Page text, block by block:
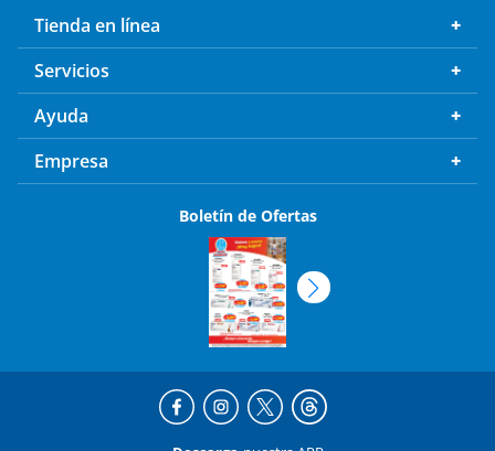
Tienda en línea
Servicios
Ayuda
Empresa
Boletín de Ofertas